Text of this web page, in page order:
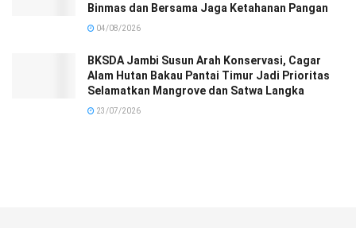
Binmas dan Bersama Jaga Ketahanan Pangan
04/08/2026
BKSDA Jambi Susun Arah Konservasi, Cagar
Alam Hutan Bakau Pantai Timur Jadi Prioritas
Selamatkan Mangrove dan Satwa Langka
23/07/2026